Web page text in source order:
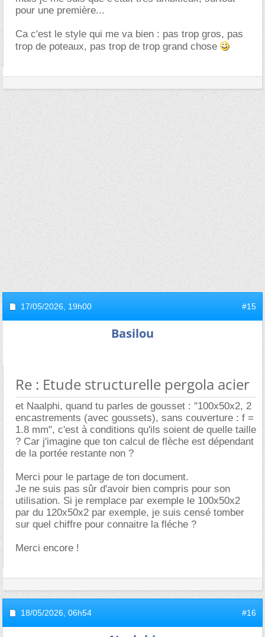
pour une première...
Ca c'est le style qui me va bien : pas trop gros, pas
trop de poteaux, pas trop de trop grand chose
17/05/2026, 19h00 #15
Basilou
Re : Etude structurelle pergola acier
et Naalphi, quand tu parles de gousset : "100x50x2, 2
encastrements (avec goussets), sans couverture : f =
1.8 mm", c'est à conditions qu'ils soient de quelle taille
? Car j'imagine que ton calcul de flèche est dépendant
de la portée restante non ?
Merci pour le partage de ton document.
Je ne suis pas sûr d'avoir bien compris pour son
utilisation. Si je remplace par exemple le 100x50x2
par du 120x50x2 par exemple, je suis censé tomber
sur quel chiffre pour connaitre la fléche ?
Merci encore !
18/05/2026, 06h54 #16